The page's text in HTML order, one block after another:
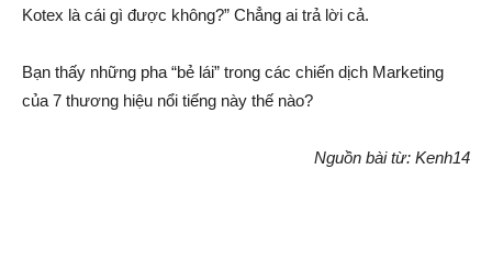
Kotex là cái gì được không?” Chẳng ai trả lời cả.
Bạn thấy những pha “bẻ lái” trong các chiến dịch Marketing
của 7 thương hiệu nổi tiếng này thế nào?
Nguồn bài từ: Kenh14